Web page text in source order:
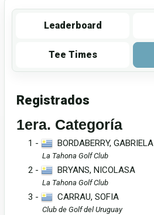
Leaderboard
Tee Times
Registrados
1era. Categoría
1 - BORDABERRY, GABRIELA
La Tahona Golf Club
2 - BRYANS, NICOLASA
La Tahona Golf Club
3 - CARRAU, SOFIA
Club de Golf del Uruguay